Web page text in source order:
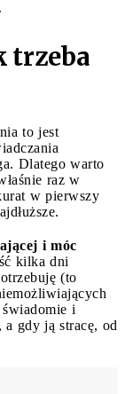
trzeba
to jest
Dlatego warto
raz w
w pierwszy
i móc
kilka dni
(to
i
a gdy ją stracę, od